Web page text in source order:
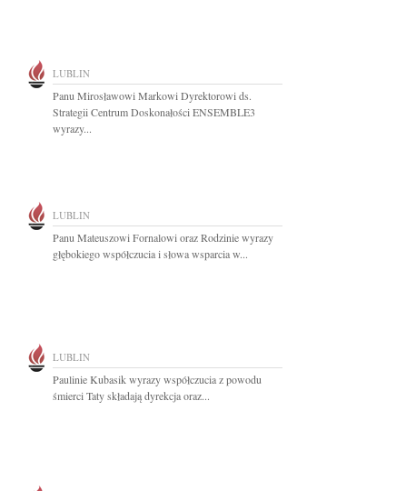
LUBLIN
Panu Mirosławowi Markowi Dyrektorowi ds.
Strategii Centrum Doskonałości ENSEMBLE3
wyrazy...
LUBLIN
Panu Mateuszowi Fornalowi oraz Rodzinie wyrazy
głębokiego współczucia i słowa wsparcia w...
LUBLIN
Paulinie Kubasik wyrazy współczucia z powodu
śmierci Taty składają dyrekcja oraz...